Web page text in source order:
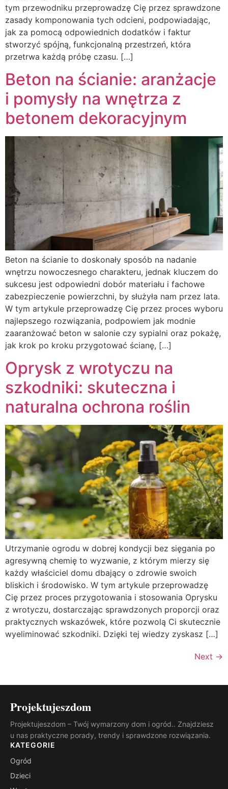
tym przewodniku przeprowadzę Cię przez sprawdzone
zasady komponowania tych odcieni, podpowiadając,
jak za pomocą odpowiednich dodatków i faktur
stworzyć spójną, funkcjonalną przestrzeń, która
przetrwa każdą próbę czasu. […]
Beton na ścianie: aranżacje
i pomysły na wnętrza z
betonem dekoracyjnym
Beton na ścianie to doskonały sposób na nadanie
wnętrzu nowoczesnego charakteru, jednak kluczem do
sukcesu jest odpowiedni dobór materiału i fachowe
zabezpieczenie powierzchni, by służyła nam przez lata.
W tym artykule przeprowadzę Cię przez proces wyboru
najlepszego rozwiązania, podpowiem jak modnie
zaaranżować beton w salonie czy sypialni oraz pokażę,
jak krok po kroku przygotować ścianę, […]
Oprysk z wrotyczu na
szkodniki: skuteczna i
naturalna ochrona roślin
Utrzymanie ogrodu w dobrej kondycji bez sięgania po
agresywną chemię to wyzwanie, z którym mierzy się
każdy właściciel domu dbający o zdrowie swoich
bliskich i środowisko. W tym artykule przeprowadzę
Cię przez proces przygotowania i stosowania Oprysku
z wrotyczu, dostarczając sprawdzonych proporcji oraz
praktycznych wskazówek, które pozwolą Ci skutecznie
wyeliminować szkodniki. Dzięki tej wiedzy zyskasz […]
Next →
Projektujeszdom
Projektujeszdom – Twój wymarzony dom i ogród.. Znajdziesz
u nas praktyczne porady, trendy i sprawdzone rozwiązania.
KATEGORIE
Ogród
Dzieci